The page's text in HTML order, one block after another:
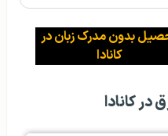
بدون مدرک زبان در
کانادا
کانادا